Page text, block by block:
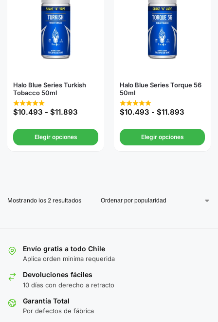
Halo Blue Series Turkish
Tobacco 50ml
$10.493 - $11.893
Elegir opciones
Halo Blue Series Torque 56
50ml
$10.493 - $11.893
Elegir opciones
Mostrando los 2 resultados
Envío gratis a todo Chile
Aplica orden minima requerida
Devoluciones fáciles
10 días con derecho a retracto
Garantía Total
Por defectos de fábrica